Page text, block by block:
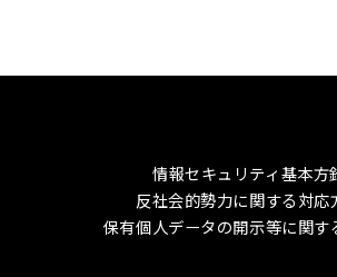
情報セキュリティ基本方
反社会的勢力に関する対応
保有個人データの開示等に関す